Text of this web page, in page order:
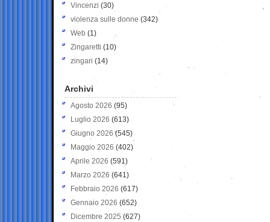
Vincenzi (30)
violenza sulle donne (342)
Web (1)
Zingaretti (10)
zingari (14)
Archivi
Agosto 2026 (95)
Luglio 2026 (613)
Giugno 2026 (545)
Maggio 2026 (402)
Aprile 2026 (591)
Marzo 2026 (641)
Febbraio 2026 (617)
Gennaio 2026 (652)
Dicembre 2025 (627)